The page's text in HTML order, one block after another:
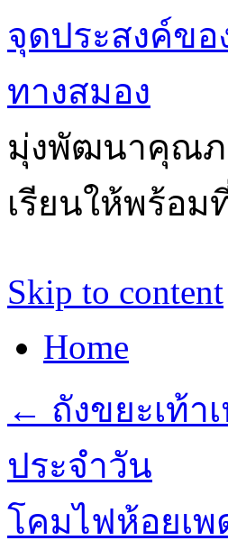
จุดประสงค์ข
ทางสมอง
มุ่งพัฒนาคุณภ
เรียนให้พร้อ
Skip to content
Home
← ถังขยะเท้
ประจำวัน
โคมไฟห้อยเ